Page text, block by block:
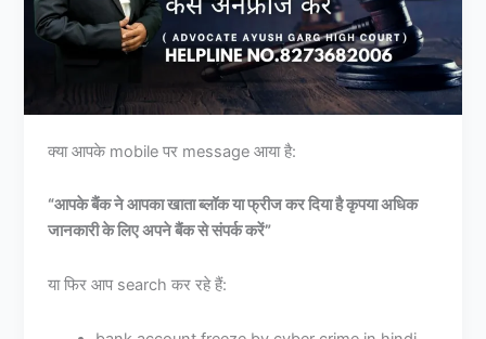
क्या आपके mobile पर message आया है:
“आपके बैंक ने आपका खाता ब्लॉक या फ्रीज कर दिया है कृपया अधिक
जानकारी के लिए अपने बैंक से संपर्क करें”
या फिर आप search कर रहे हैं: